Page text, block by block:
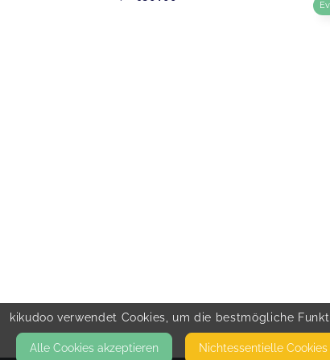
kikudoo verwendet Cookies, um die bestmögliche
Alle Cookies akzeptieren Nicht­essentielle